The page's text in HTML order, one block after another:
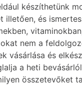
készíthetünk
és
nem a
vásárlása és
a heti
összetevőket